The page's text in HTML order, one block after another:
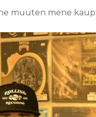
muuten mene